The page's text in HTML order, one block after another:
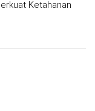
Ketahanan